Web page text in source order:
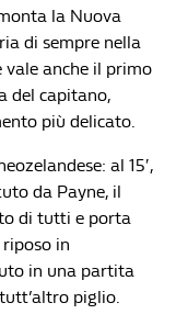
la Nuova
di sempre nella
vale anche il primo
del capitano,
più delicato.
al 15′,
da Payne, il
di tutti e porta
in
in una partita
piglio.